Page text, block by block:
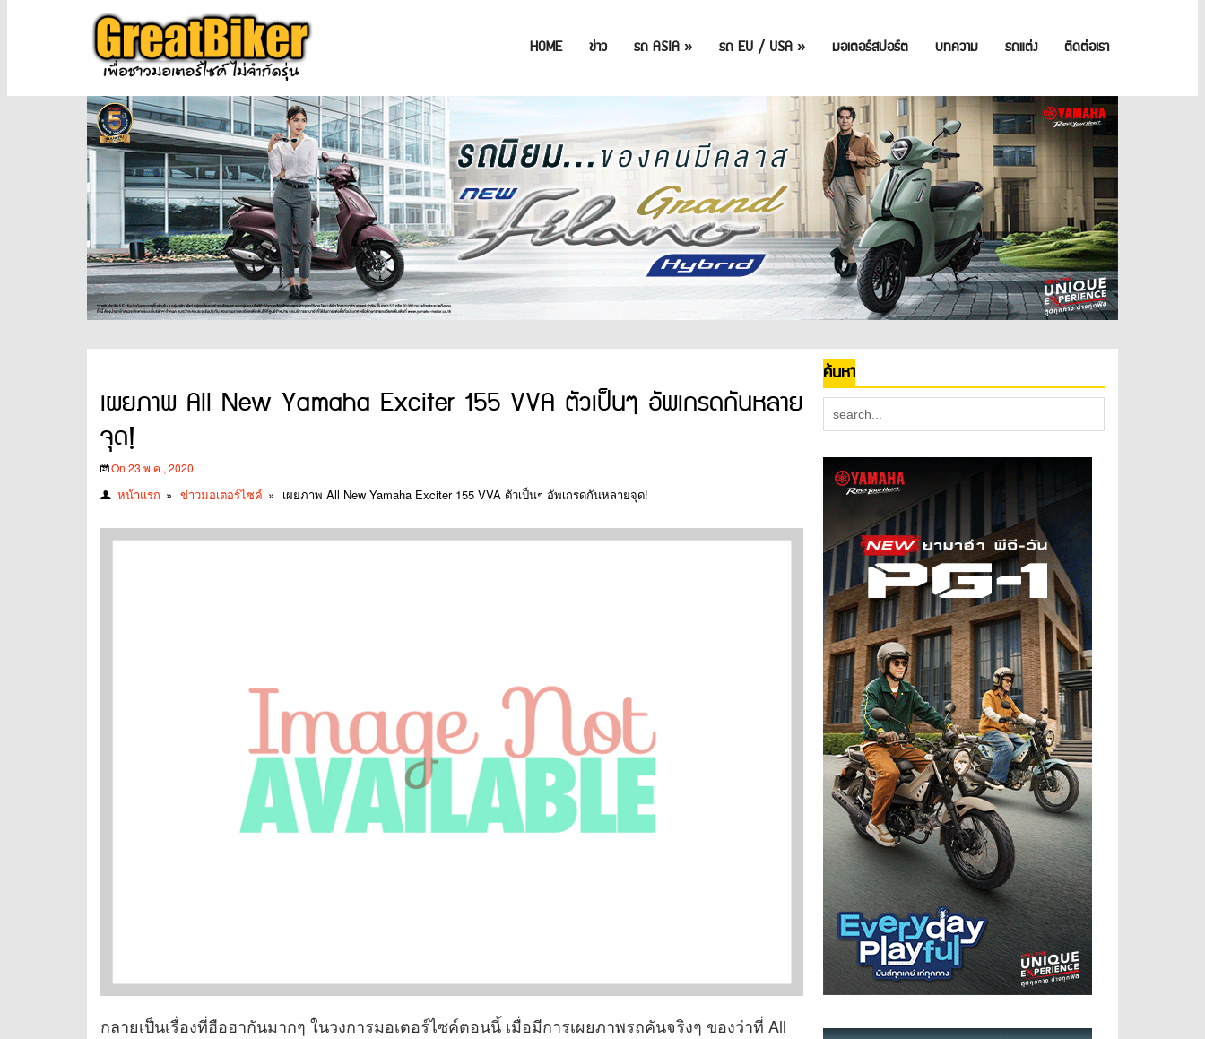
HOME ข่าว รถ ASIA » รถ EU / USA » มอเตอร์สปอร์ต บทความ รถแต่ง ติดต่อเรา
เผยภาพ All New Yamaha Exciter 155 VVA ตัวเป็นๆ อัพเกรดกันหลาย
จุด!
On 23 พ.ค., 2020
หน้าแรก » ข่าวมอเตอร์ไซค์ » เผยภาพ All New Yamaha Exciter 155 VVA ตัวเป็นๆ อัพเกรดกันหลายจุด!
กลายเป็นเรื่องที่ฮือฮากันมากๆ ในวงการมอเตอร์ไซค์ตอนนี้ เมื่อมีการเผยภาพรถคันจริงๆ ของว่าที่ All
ค้นหา